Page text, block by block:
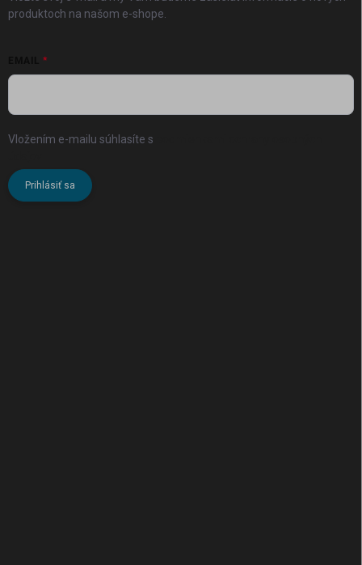
produktoch na našom e-shope.
Vložením e-mailu súhlasíte s
Prihlásiť sa